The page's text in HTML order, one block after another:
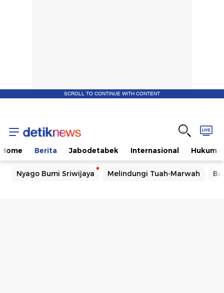
SCROLL TO CONTINUE WITH CONTENT
Home Berita Jabodetabek Internasional Hukum
Nyago Bumi Sriwijaya Melindungi Tuah-Marwah